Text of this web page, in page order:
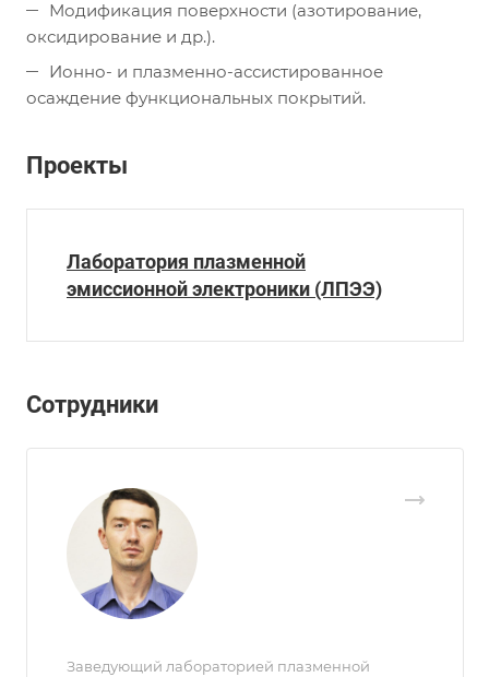
Модификация поверхности (азотирование,
оксидирование и др.).
Ионно- и плазменно-ассистированное
осаждение функциональных покрытий.
Проекты
Лаборатория плазменной
эмиссионной электроники (ЛПЭЭ)
Сотрудники
Заведующий лабораторией плазменной